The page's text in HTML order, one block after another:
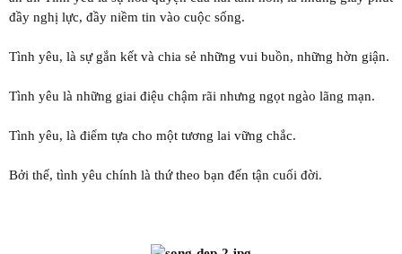
đầy nghị lực, đầy niềm tin vào cuộc sống.
Tình yêu, là sự gắn kết và chia sẻ những vui buồn, những hờn giận.
Tình yêu là những giai điệu chậm rãi nhưng ngọt ngào lãng mạn.
Tình yêu, là điểm tựa cho một tương lai vững chắc.
Bởi thế, tình yêu chính là thứ theo bạn đến tận cuối đời.